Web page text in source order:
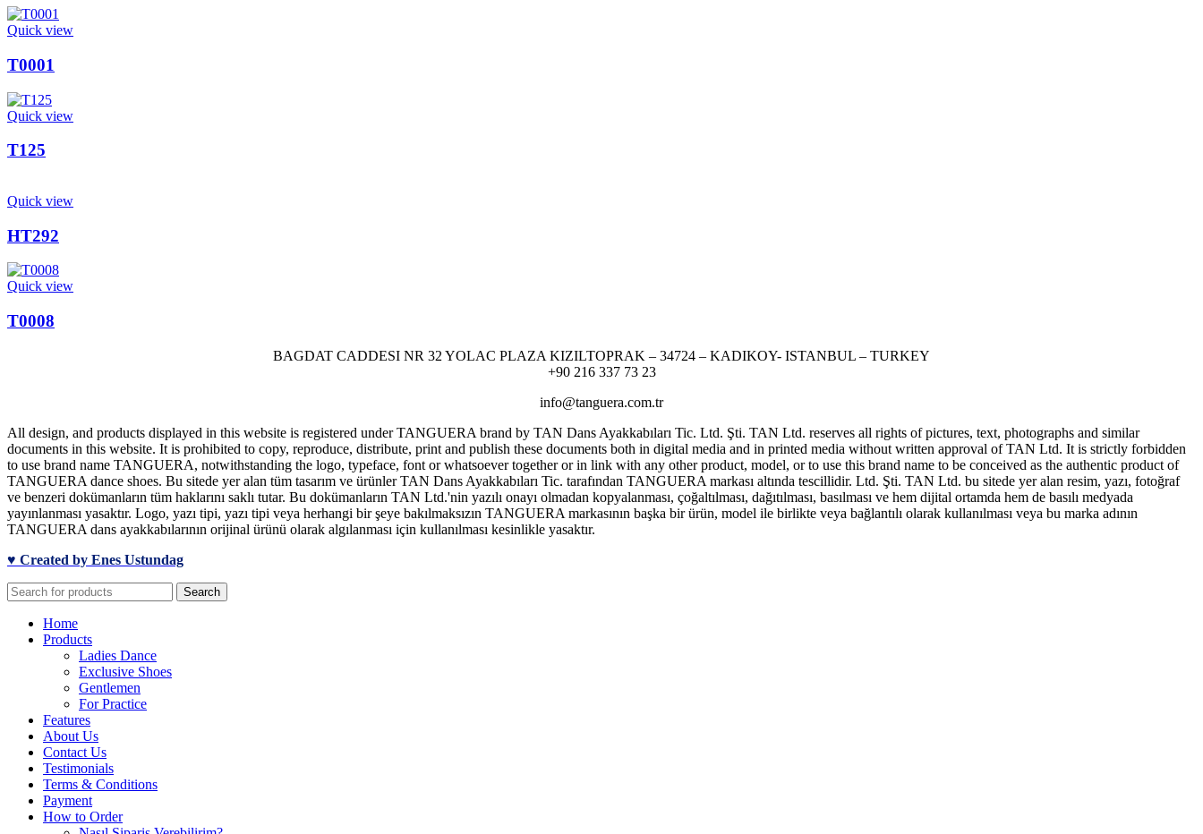
Quick view
T0001
Quick view
T125
Quick view
HT292
Quick view
T0008
BAGDAT CADDESI NR 32 YOLAC PLAZA KIZILTOPRAK – 34724 – KADIKOY- ISTANBUL – TURKEY
+90 216 337 73 23
info@tanguera.com.tr
All design, and products displayed in this website is registered under TANGUERA brand by TAN Dans Ayakkabıları Tic. Ltd. Şti. TAN Ltd. reserves all rights of pictures, text, photographs and similar
documents in this website. It is prohibited to copy, reproduce, distribute, print and publish these documents both in digital media and in printed media without written approval of TAN Ltd. It is strictly forbidden
to use brand name TANGUERA, notwithstanding the logo, typeface, font or whatsoever together or in link with any other product, model, or to use this brand name to be conceived as the authentic product of
TANGUERA dance shoes. Bu sitede yer alan tüm tasarım ve ürünler TAN Dans Ayakkabıları Tic. tarafından TANGUERA markası altında tescillidir. Ltd. Şti. TAN Ltd. bu sitede yer alan resim, yazı, fotoğraf
ve benzeri dokümanların tüm haklarını saklı tutar. Bu dokümanların TAN Ltd.'nin yazılı onayı olmadan kopyalanması, çoğaltılması, dağıtılması, basılması ve hem dijital ortamda hem de basılı medyada
yayınlanması yasaktır. Logo, yazı tipi, yazı tipi veya herhangi bir şeye bakılmaksızın TANGUERA markasının başka bir ürün, model ile birlikte veya bağlantılı olarak kullanılması veya bu marka adının
TANGUERA dans ayakkabılarının orijinal ürünü olarak algılanması için kullanılması kesinlikle yasaktır.
♥ Created by Enes Ustundag
Search
Home
Products
Ladies Dance
Exclusive Shoes
Gentlemen
For Practice
Features
About Us
Contact Us
Testimonials
Terms & Conditions
Payment
How to Order